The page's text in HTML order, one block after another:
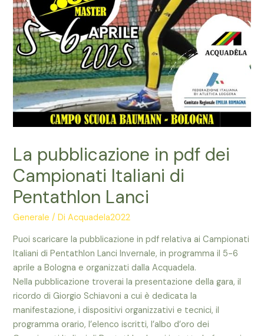
La pubblicazione in pdf dei
Campionati Italiani di
Pentathlon Lanci
Generale / DiAcquadela2022
Puoi scaricare la pubblicazione in pdf relativa ai Campionati
Italiani di Pentathlon Lanci Invernale, in programma il 5-6
aprile a Bologna e organizzati dalla Acquadela.
Nella pubblicazione troverai la presentazione della gara, il
ricordo di Giorgio Schiavoni a cui è dedicata la
manifestazione, i dispositivi organizzativi e tecnici, il
programma orario, l’elenco iscritti, l’albo d’oro dei